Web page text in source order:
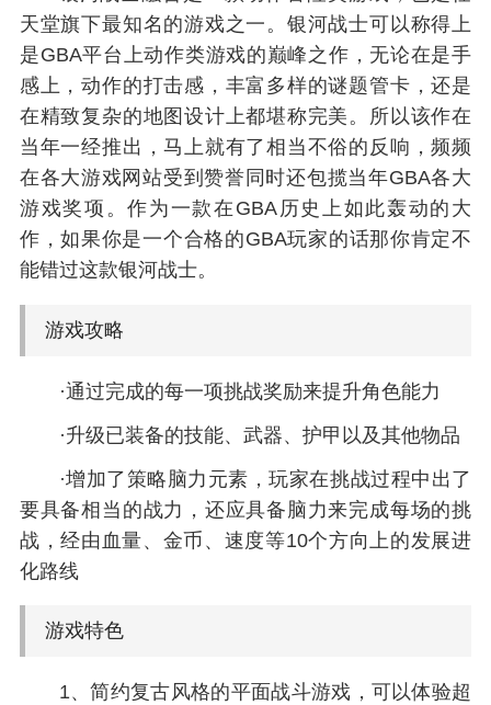
天堂旗下最知名的游戏之一。银河战士可以称得上
是GBA平台上动作类游戏的巅峰之作，无论在是手
感上，动作的打击感，丰富多样的谜题管卡，还是
在精致复杂的地图设计上都堪称完美。所以该作在
当年一经推出，马上就有了相当不俗的反响，频频
在各大游戏网站受到赞誉同时还包揽当年GBA各大
游戏奖项。作为一款在GBA历史上如此轰动的大
作，如果你是一个合格的GBA玩家的话那你肯定不
能错过这款银河战士。
游戏攻略
·通过完成的每一项挑战奖励来提升角色能力
·升级已装备的技能、武器、护甲以及其他物品
·增加了策略脑力元素，玩家在挑战过程中出了
要具备相当的战力，还应具备脑力来完成每场的挑
战，经由血量、金币、速度等10个方向上的发展进
化路线
游戏特色
1、简约复古风格的平面战斗游戏，可以体验超